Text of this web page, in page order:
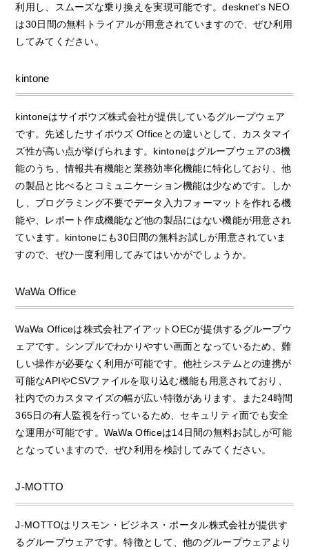
利用し、スムーズな乗り換えを実現可能です。desknet's NEO
は30日間の無料トライアルが用意されていますので、ぜひ利用
してみてください。
kintone
kintoneはサイボウズ株式会社が提供しているグループウェア
です。先述したサイボウズ Officeとの違いとして、カスタマイ
ズ性が高い点が挙げられます。kintoneはグループウェアの3機
能のうち、情報共有機能と業務効率化機能に特化しており、他
の製品と比べるとコミュニケーション機能は少なめです。しか
し、プログラミング不要でデータ入力フォーマットを作れる機
能や、レポート作成機能など他の製品にはない機能が用意され
ています。kintoneにも30日間の無料お試しが用意されていま
すので、ぜひ一度利用してみてはいかがでしょうか。
WaWa Office
WaWa Officeは株式会社アイアットOECが提供するグループウ
ェアです。シンプルでわかりやすい画面となっているため、難
しい操作が必要なく利用が可能です。他社システムとの連携が
可能なAPIやCSVファイルを取り込む機能も用意されており、
社内でのカスタマイズの幅が広い特徴があります。また24時間
365日の有人監視を行っているため、セキュリティ面でも安全
な運用が可能です。WaWa Officeは14日間の無料お試しが可能
となっていますので、ぜひ利用を検討してみてください。
J-MOTTO
J-MOTTOはリスモン・ビジネス・ポータル株式会社が提供す
るグループウェアです。特徴として、他のグループウェアより